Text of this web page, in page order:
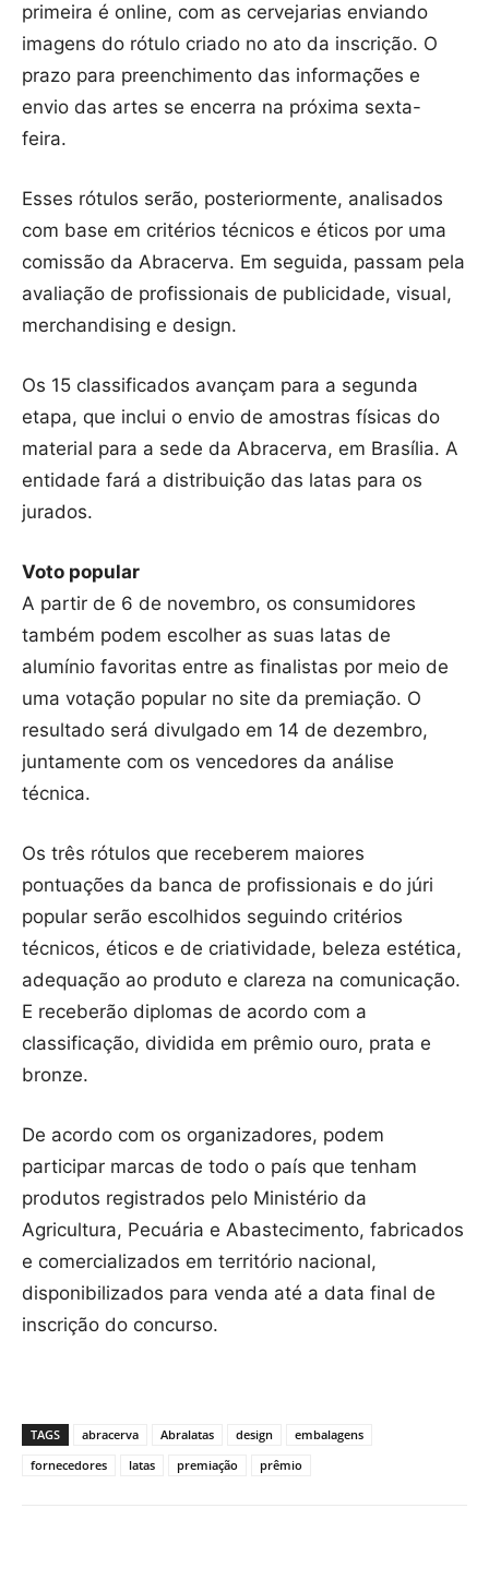
primeira é online, com as cervejarias enviando
imagens do rótulo criado no ato da inscrição. O
prazo para preenchimento das informações e
envio das artes se encerra na próxima sexta-
feira.
Esses rótulos serão, posteriormente, analisados
com base em critérios técnicos e éticos por uma
comissão da Abracerva. Em seguida, passam pela
avaliação de profissionais de publicidade, visual,
merchandising e design.
Os 15 classificados avançam para a segunda
etapa, que inclui o envio de amostras físicas do
material para a sede da Abracerva, em Brasília. A
entidade fará a distribuição das latas para os
jurados.
Voto popular
A partir de 6 de novembro, os consumidores
também podem escolher as suas latas de
alumínio favoritas entre as finalistas por meio de
uma votação popular no site da premiação. O
resultado será divulgado em 14 de dezembro,
juntamente com os vencedores da análise
técnica.
Os três rótulos que receberem maiores
pontuações da banca de profissionais e do júri
popular serão escolhidos seguindo critérios
técnicos, éticos e de criatividade, beleza estética,
adequação ao produto e clareza na comunicação.
E receberão diplomas de acordo com a
classificação, dividida em prêmio ouro, prata e
bronze.
De acordo com os organizadores, podem
participar marcas de todo o país que tenham
produtos registrados pelo Ministério da
Agricultura, Pecuária e Abastecimento, fabricados
e comercializados em território nacional,
disponibilizados para venda até a data final de
inscrição do concurso.
TAGS abracerva Abralatas design
embalagens
fornecedores
latas premiação prêmio